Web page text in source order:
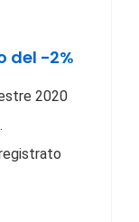
del -2%
2020